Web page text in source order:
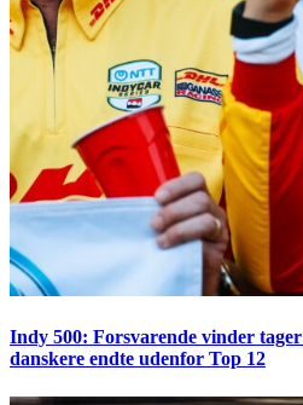
Indy 500: Forsvarende vinder
danskere endte udenfor Top 12